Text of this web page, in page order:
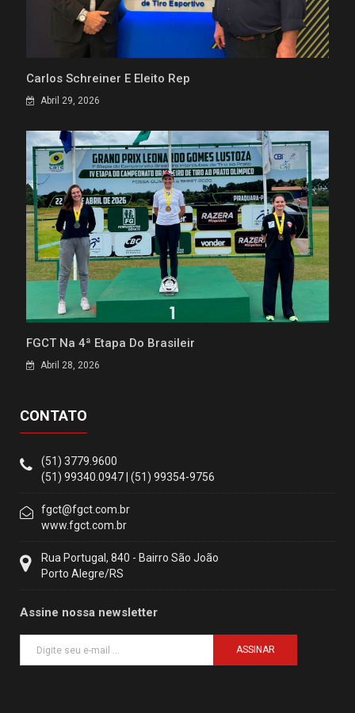
Carlos Schreiner É Eleito Rep
Abril 29, 2026
FGCT Na 4ª Etapa Do Brasileir
Abril 28, 2026
CONTATO
(51) 3779.9600
(51) 99340.0947 | (51) 99354-9756
fgct@fgct.com.br
www.fgct.com.br
Rua Portugal, 840 - Bairro São João
Porto Alegre/RS
Assine nossa newsletter
ASSINAR